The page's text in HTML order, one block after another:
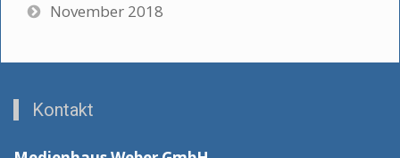
November 2018
Kontakt